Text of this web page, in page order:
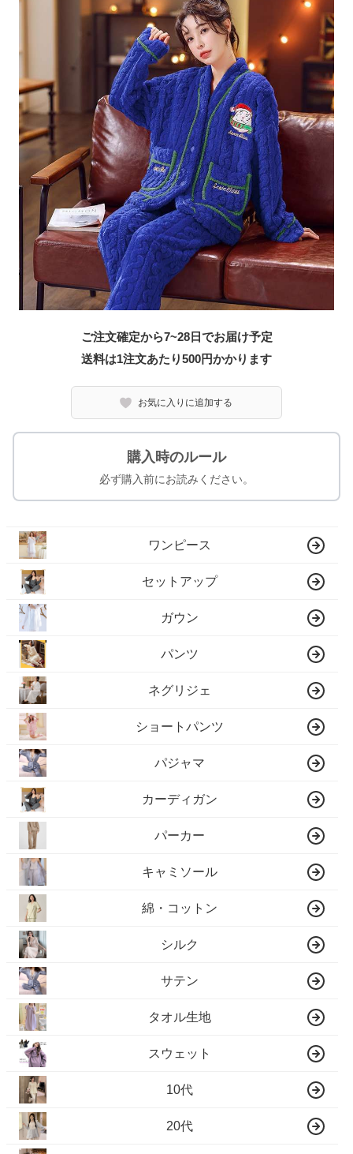
ご注文確定から7~28日でお届け予定
送料は1注文あたり500円かかります
お気に入りに追加する
購入時のルール
必ず購入前にお読みください。
ワンピース
セットアップ
ガウン
パンツ
ネグリジェ
ショートパンツ
パジャマ
カーディガン
パーカー
キャミソール
綿・コットン
シルク
サテン
タオル生地
スウェット
10代
20代